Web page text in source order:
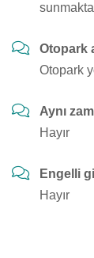
Otopark
Otopark
Aynı
Hayır
Engelli
Hayır